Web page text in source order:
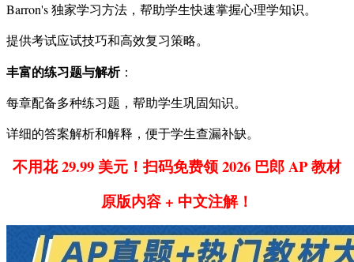
Barron's 独家学习方法，帮助学生快速掌握心理学知识。
提供考试应试技巧和高效复习策略。
丰富的练习题与解析：
每章配备多种练习题，帮助学生巩固知识。
详细的答案解析和解释，便于学生查漏补缺。
不用花 29.99 美元！扫码免费领 2026 巴郎 AP 教材
原版内容 + 中文注解！